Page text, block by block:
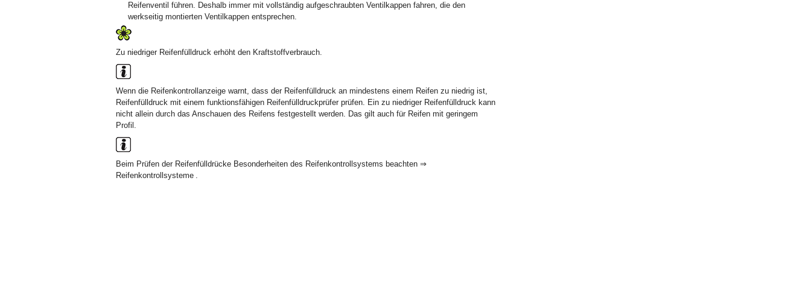
Reifenventil führen. Deshalb immer mit vollständig aufgeschraubten Ventilkappen fahren, die den
werkseitig montierten Ventilkappen entsprechen.
Zu niedriger Reifenfülldruck erhöht den Kraftstoffverbrauch.
Wenn die Reifenkontrollanzeige warnt, dass der Reifenfülldruck an mindestens einem Reifen zu niedrig ist,
Reifenfülldruck mit einem funktionsfähigen Reifenfülldruckprüfer prüfen. Ein zu niedriger Reifenfülldruck kann
nicht allein durch das Anschauen des Reifens festgestellt werden. Das gilt auch für Reifen mit geringem
Profil.
Beim Prüfen der Reifenfülldrücke Besonderheiten des Reifenkontrollsystems beachten ⇒
Reifenkontrollsysteme .